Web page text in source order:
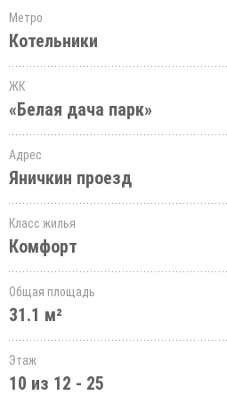
Метро
Котельники
ЖК
«Белая дача парк»
Адрес
Яничкин проезд
Класс жилья
Комфорт
Общая площадь
31.1 м²
Этаж
10 из 12 - 25